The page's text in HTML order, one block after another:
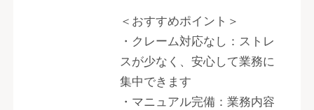
＜おすすめポイント＞
・クレーム対応なし：ストレ
スが少なく、安心して業務に
集中できます
・マニュアル完備：業務内容